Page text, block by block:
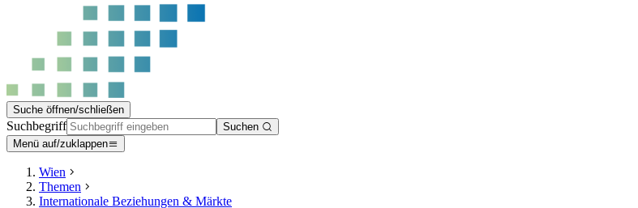
Suche öffnen/schließen
Suchbegriff
Suchen
Menü auf/zuklappen
Wien
Themen
Internationale Beziehungen & Märkte